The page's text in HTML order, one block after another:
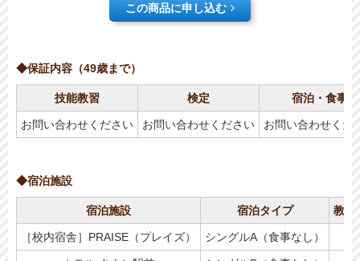
この商品に申し込む
◆保証内容（49歳まで）
技能教習 検定 宿泊・食事
お問い合わせください お問い合わせください お問い合わせくだ
◆宿泊施設
宿泊施設 宿泊タイプ 教習
［校内宿舎］PRAISE（プレイズ） シングルA（食事なし）